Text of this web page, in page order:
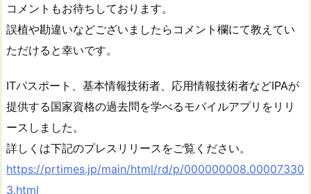
コメントもお待ちしております。
誤植や勘違いなどございましたらコメント欄にて教えてい
ただけると幸いです。
ITパスポート、基本情報技術者、応用情報技術者などIPAが
提供する国家資格の過去問を学べるモバイルアプリをリリ
ースしました。
詳しくは下記のプレスリリースをご覧ください。
https://prtimes.jp/main/html/rd/p/000000008.00007330
3.html